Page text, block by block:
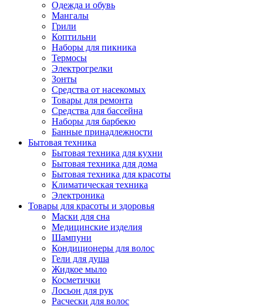
Одежда и обувь
Мангалы
Грили
Коптильни
Наборы для пикника
Термосы
Электрогрелки
Зонты
Средства от насекомых
Товары для ремонта
Средства для бассейна
Наборы для барбекю
Банные принадлежности
Бытовая техника
Бытовая техника для кухни
Бытовая техника для дома
Бытовая техника для красоты
Климатическая техника
Электроника
Товары для красоты и здоровья
Маски для сна
Медицинские изделия
Шампуни
Кондиционеры для волос
Гели для душа
Жидкое мыло
Косметички
Лосьон для рук
Расчески для волос